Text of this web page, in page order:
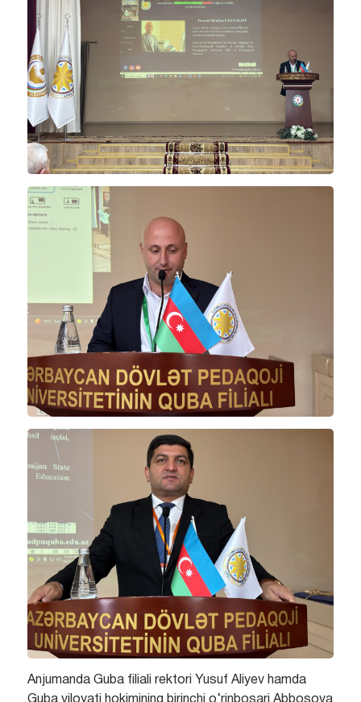
Anjumanda Guba filiali rektori Yusuf Aliyev hamda
Guba viloyati hokimining birinchi o‘rinbosari Abbosova